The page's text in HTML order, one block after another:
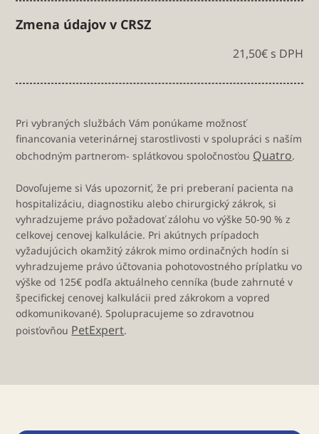
Zmena údajov v CRSZ
21,50€ s DPH
Pri vybraných službách Vám ponúkame možnosť
financovania veterinárnej starostlivosti v spolupráci s naším
obchodným partnerom- splátkovou spoločnosťou Quatro.
Dovoľujeme si Vás upozorniť, že pri preberaní pacienta na
hospitalizáciu, diagnostiku alebo chirurgický zákrok, si
vyhradzujeme právo požadovať zálohu vo výške 50-90 % z
celkovej cenovej kalkulácie. Pri akútnych prípadoch
vyžadujúcich okamžitý zákrok mimo ordinačných hodín si
vyhradzujeme právo účtovania pohotovostného príplatku vo
výške od 125€ podľa aktuálneho cenníka (bude zahrnuté v
špecifickej cenovej kalkulácii pred zákrokom a vopred
odkomunikované). Spolupracujeme so zdravotnou
poisťovňou PetExpert.